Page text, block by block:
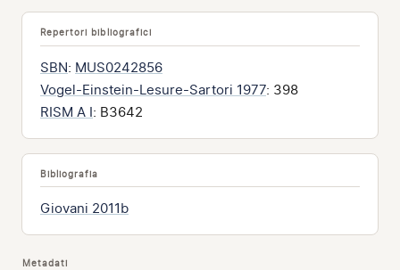
Repertori bibliografici
SBN: MUS0242856
Vogel-Einstein-Lesure-Sartori 1977: 398
RISM A I: B3642
Bibliografia
Giovani 2011b
Metadati